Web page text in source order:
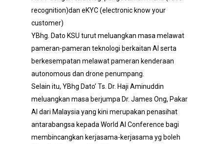
recognition)dan eKYC (electronic know your
customer)
YBhg. Dato KSU turut meluangkan masa melawat
pameran-pameran teknologi berkaitan AI serta
berkesempatan melawat pameran kenderaan
autonomous dan drone penumpang.
Selain itu, YBhg Dato’ Ts. Dr. Haji Aminuddin
meluangkan masa berjumpa Dr. James Ong, Pakar
AI dari Malaysia yang kini merupakan penasihat
antarabangsa kepada World AI Conference bagi
membincangkan kerjasama-kerjasama yg boleh